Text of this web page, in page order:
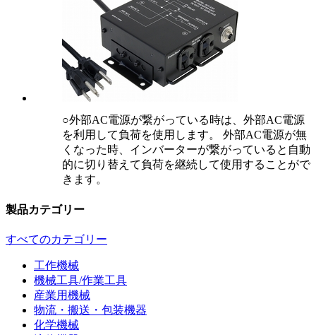
○外部AC電源が繋がっている時は、外部AC電源
を利用して負荷を使用します。 外部AC電源が無
くなった時、インバーターが繋がっていると自動
的に切り替えて負荷を継続して使用することがで
きます。
製品カテゴリー
すべてのカテゴリー
工作機械
機械工具/作業工具
産業用機械
物流・搬送・包装機器
化学機械